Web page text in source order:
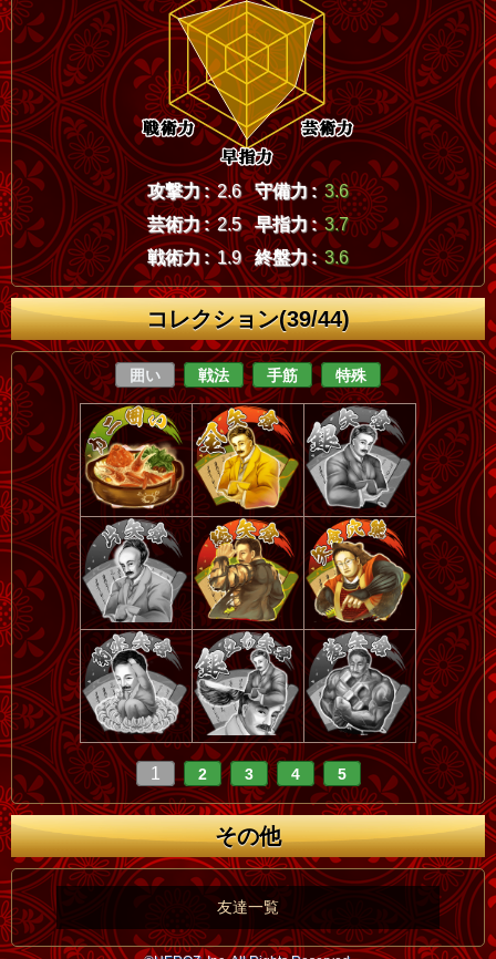
攻撃力 : 2.6 守備力 : 3.6
芸術力 : 2.5 早指力 : 3.7
戦術力 : 1.9 終盤力 : 3.6
コレクション(39/44)
囲い 戦法 手筋 特殊
1 2 3 4 5
その他
友達一覧